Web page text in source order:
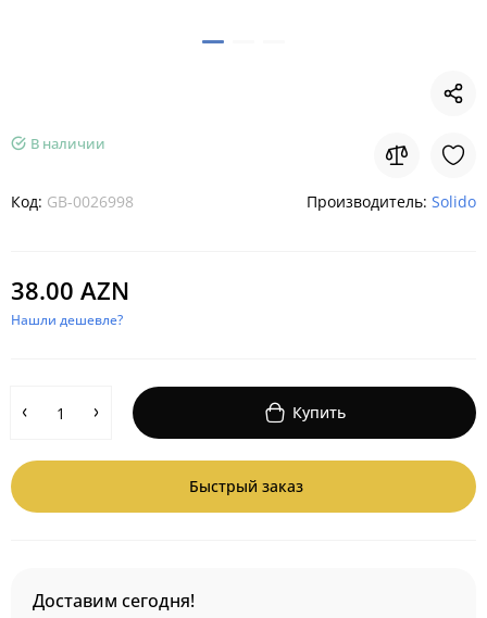
В наличии
Код: GB-0026998 Производитель: Solido
38.00 AZN
Нашли дешевле?
Купить
Быстрый заказ
Доставим сегодня!